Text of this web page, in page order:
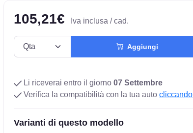
105,21€ Iva inclusa / cad.
Aggiungi
Li riceverai entro il giorno07 Settembre
Verifica la compatibilità con la tua auto
Varianti di questo modello